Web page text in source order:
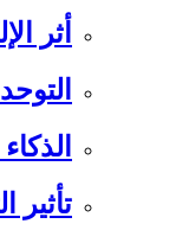
أثر
الذكاء